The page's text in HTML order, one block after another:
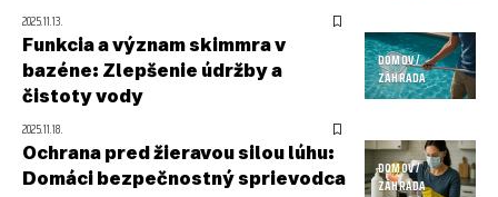
2025.11.13.
DOMOV /
ZÁHRADA
Funkcia a význam skimmra v
bazéne: Zlepšenie údržby a
čistoty vody
2025.11.18.
DOMOV /
ZÁHRADA
Ochrana pred žieravou silou lúhu:
Domáci bezpečnostný sprievodca